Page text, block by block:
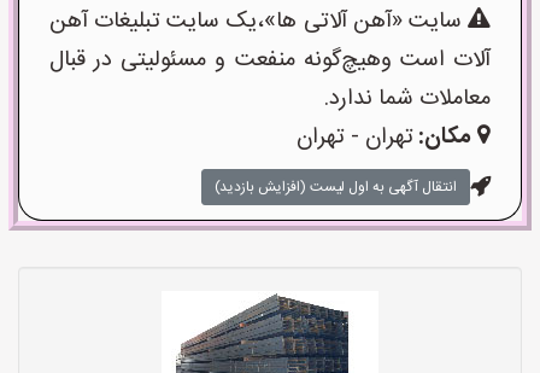
سایت «آهن آلاتی ها»،یک سایت تبلیغات آهن
آلات است وهیچ‌گونه منفعت و مسئولیتی در قبال
معاملات شما ندارد.
مکان:تهران - تهران
انتقال آگهی به اول لیست (افزایش بازدید)